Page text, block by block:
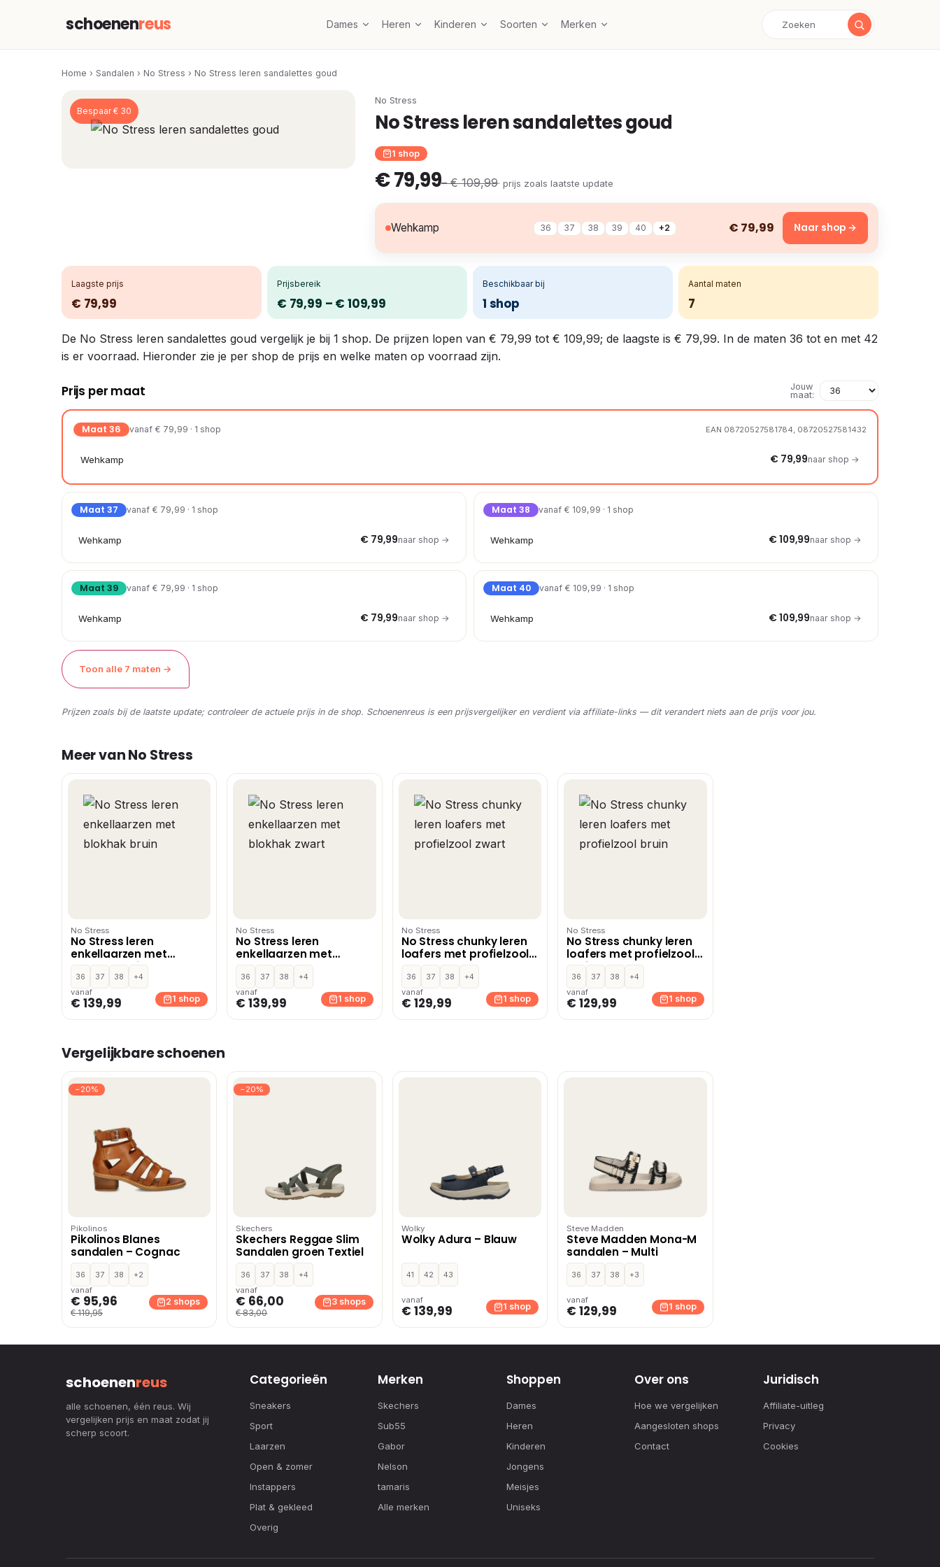
schoenenreus Dames Heren Kinderen Soorten Merken
Home › Sandalen › No Stress › No Stress leren sandalettes goud
Bespaar € 30
No Stress
No Stress leren sandalettes goud
1 shop
€ 79,99– € 109,99· prijs zoals laatste update
Wehkamp 36 37 38 39 40 +2 € 79,99 Naar shop →
Laagste prijs
€ 79,99
Prijsbereik
€ 79,99 – € 109,99
Beschikbaar bij
1 shop
Aantal maten
7
De No Stress leren sandalettes goud vergelijk je bij 1 shop. De prijzen lopen van € 79,99 tot € 109,99; de laagste is € 79,99. In de maten 36 tot en met 42
is er voorraad. Hieronder zie je per shop de prijs en welke maten op voorraad zijn.
Prijs per maat
Jouw
maat:
Maat 36 vanaf € 79,99 · 1 shop EAN 08720527581784, 08720527581432
Wehkamp € 79,99naar shop →
Maat 37 vanaf € 79,99 · 1 shop
Wehkamp € 79,99naar shop →
Maat 38 vanaf € 109,99 · 1 shop
Wehkamp € 109,99naar shop →
Maat 39 vanaf € 79,99 · 1 shop
Wehkamp € 79,99naar shop →
Maat 40 vanaf € 109,99 · 1 shop
Wehkamp € 109,99naar shop →
Toon alle 7 maten →
Prijzen zoals bij de laatste update; controleer de actuele prijs in de shop. Schoenenreus is een prijsvergelijker en verdient via affiliate-links — dit verandert niets aan de prijs voor jou.
Meer van No Stress
No Stress
No Stress leren
enkellaarzen met
blokhak bruin
36 37 38
+4
vanaf
€ 139,99 1 shop
No Stress
No Stress leren
enkellaarzen met
blokhak zwart
36 37 38
+4
vanaf
€ 139,99 1 shop
No Stress
No Stress chunky leren
loafers met profielzool
zwart
36 37 38
+4
vanaf
€ 129,99 1 shop
No Stress
No Stress chunky leren
loafers met profielzool
bruin
36 37 38
+4
vanaf
€ 129,99 1 shop
Vergelijkbare schoenen
−20%
Pikolinos
Pikolinos Blanes
sandalen – Cognac
36 37 38
+2
vanaf
€ 95,96
€ 119,95
2 shops
−20%
Skechers
Skechers Reggae Slim
Sandalen groen Textiel
36 37 38
+4
vanaf
€ 66,00
€ 83,00
3 shops
Wolky
Wolky Adura – Blauw
41 42 43
vanaf
€ 139,99 1 shop
Steve Madden
Steve Madden Mona-M
sandalen – Multi
36 37 38 +3
vanaf
€ 129,99 1 shop
schoenenreus
alle schoenen, één reus. Wij
vergelijken prijs en maat zodat jij
scherp scoort.
Categorieën
Sneakers
Sport
Laarzen
Open & zomer
Instappers
Plat & gekleed
Overig
Merken
Skechers
Sub55
Gabor
Nelson
tamaris
Alle merken
Shoppen
Dames
Heren
Kinderen
Jongens
Meisjes
Uniseks
Over ons
Hoe we vergelijken
Aangesloten shops
Contact
Juridisch
Affiliate-uitleg
Privacy
Cookies